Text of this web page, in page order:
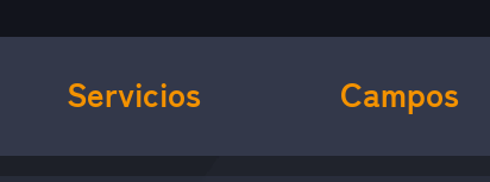
Servicios Campos